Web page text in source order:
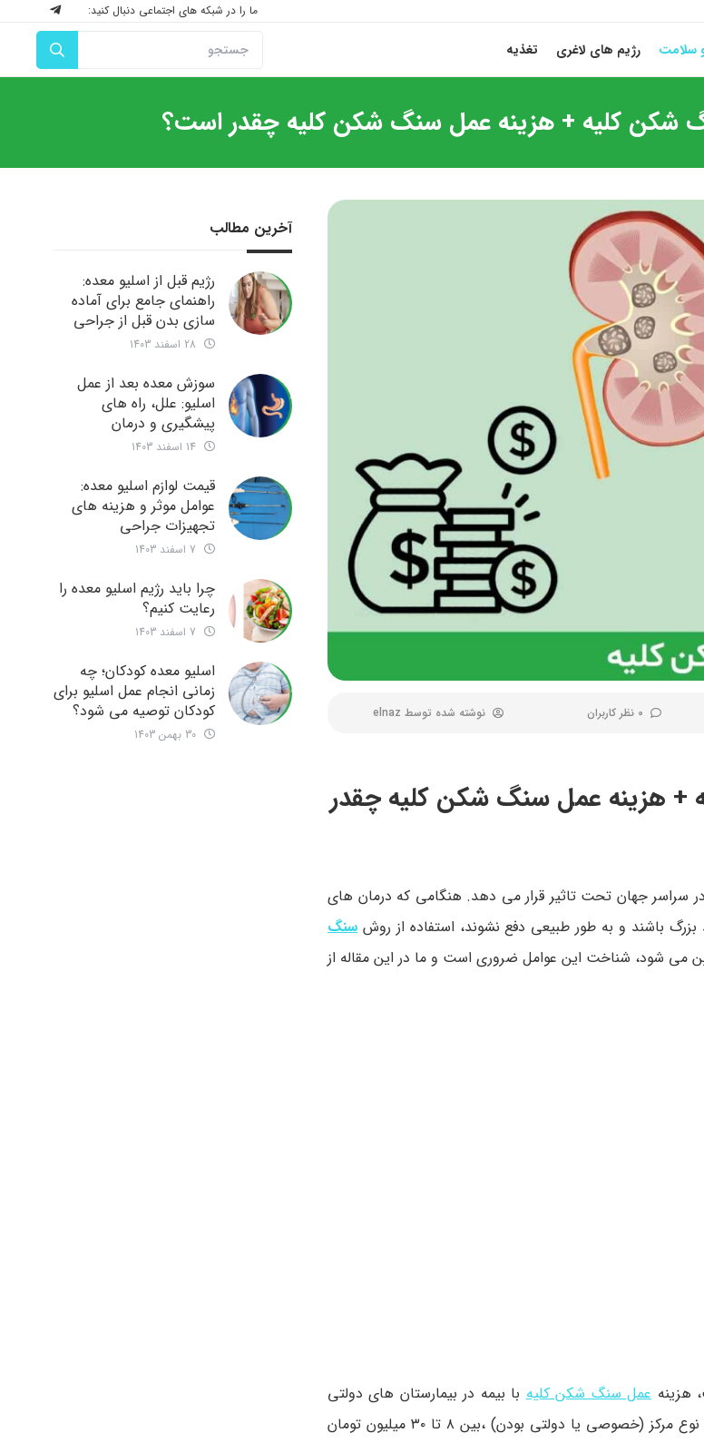
ما را در شبکه های اجتماعی دنبال کنید:
سلامت رژیم های لاغری تغذیه
0 نظر کاربران نوشته شده توسط elnaz
+ هزینه عمل سنگ شکن کلیه چقدر
سراسر جهان تحت تاثیر قرار می دهد. هنگامی که درمان های
باشند و به طور طبیعی دفع نشوند، استفاده از روش سنگ
می شود، شناخت این عوامل ضروری است و ما در این مقاله از
هزینهعمل سنگ شکن کلیهبا بیمه در بیمارستان های دولتی
حدود ۱ تا ۲ میلیون تومان است اما هزینه آن بدون بیمه و با توجه به نوع روش، نوع مرکز (خصوصی یا دولتی بودن) ،بین ۸ تا ۳۰ میلیون تومان
آخرین مطالب
رژیم قبل از اسلیو معده:
راهنمای جامع برای آماده
سازی بدن قبل از جراحی
سوزش معده بعد از عمل
اسلیو: علل، راه های
پیشگیری و درمان
قیمت لوازم اسلیو معده:
عوامل موثر و هزینه های
تجهیزات جراحی
چرا باید رژیم اسلیو معده را
رعایت کنیم؟
اسلیو معده کودکان؛ چه
زمانی انجام عمل اسلیو برای
کودکان توصیه می شود؟